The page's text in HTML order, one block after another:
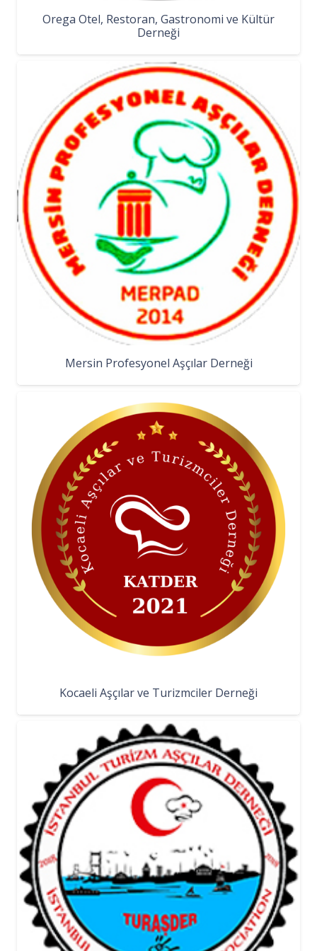
Orega Otel, Restoran, Gastronomi ve Kültür
Derneği
Mersin Profesyonel Aşçılar Derneği
Kocaeli Aşçılar ve Turizmciler Derneği